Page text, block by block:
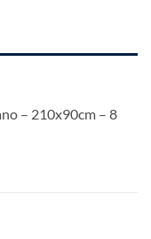
– 210x90cm – 8